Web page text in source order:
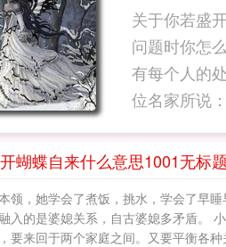
关于你若盛
问题时你怎
有每个人的
位名家所说
开蝴蝶自来什么意思1001无标
领，她学会了煮饭，挑水，学会了早
入的是婆媳关系，自古婆媳多矛盾。
要来回于两个家庭之间。又要平衡各